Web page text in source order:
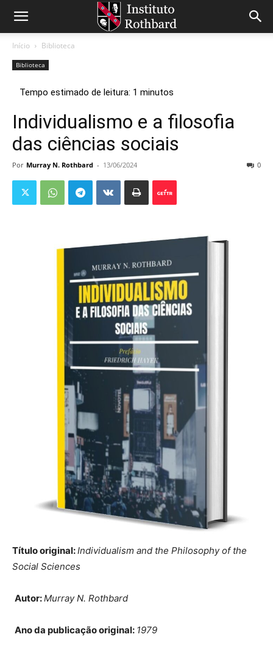
Início Biblioteca
Biblioteca
Individualismo e a filosofia
das ciências sociais
Por Murray N. Rothbard - 13/06/2024 0
Título original:Individualism and the Philosophy of the
Social Sciences
Autor:Murray N. Rothbard
Ano da publicação original: 1979